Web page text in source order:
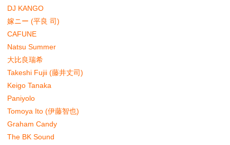
DJ KANGO
嫁ニー (平良 司)
CAFUNE
Natsu Summer
大比良瑞希
Takeshi Fujii (藤井丈司)
Keigo Tanaka
Paniyolo
Tomoya Ito (伊藤智也)
Graham Candy
The BK Sound